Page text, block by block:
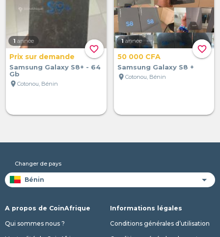
favorite_border
1 année
Prix sur demande
Samsung Galaxy S8+ - 64
Gb
location_on Cotonou, Bénin
favorite_border
1 année
50 000 CFA
Samsung Galaxy S8 +
location_on Cotonou, Bénin
Changer de pays
A propos de CoinAfrique
Qui sommes nous ?
Informations légales
Conditions générales d’utilisation